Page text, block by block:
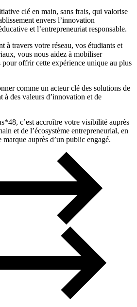
clé en main, sans frais, qui valorise
envers l’innovation
et l’entrepreneuriat responsable.
à travers votre réseau, vos étudiants et
vous nous aidez à mobiliser
pour offrir cette expérience unique au plus
comme un acteur clé des solutions de
à des valeurs d’innovation et de
c’est accroître votre visibilité auprès
et de l’écosystème entrepreneurial, en
auprès d’un public engagé.